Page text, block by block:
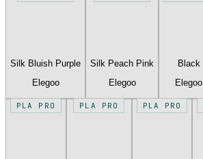
Silk Bluish Purple
Elegoo
Silk Peach Pink
Elegoo
Black
Elegoo
PLA PRO PLA PRO PLA PRO